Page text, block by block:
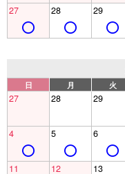
27 28 29
日 月 火
27 28 29
4 5 6
11 12 13